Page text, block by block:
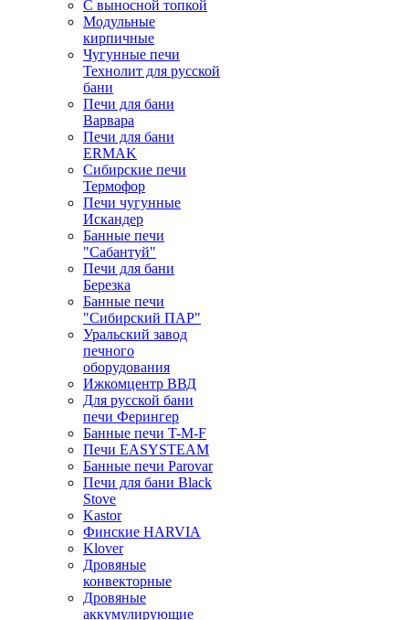
С выносной топкой
Модульные
кирпичные
Чугунные печи
Технолит для русской
бани
Печи для бани
Варвара
Печи для бани
ERMAK
Сибирские печи
Термофор
Печи чугунные
Искандер
Банные печи
"Сабантуй"
Печи для бани
Березка
Банные печи
"Сибирский ПАР"
Уральский завод
печного
оборудования
Ижкомцентр ВВД
Для русской бани
печи Ферингер
Банные печи T-M-F
Печи EASYSTEAM
Банные печи Parovar
Печи для бани Black
Stove
Kastor
Финские HARVIA
Klover
Дровяные
конвекторные
Дровяные
аккумулирующие